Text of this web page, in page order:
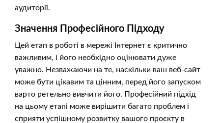
аудиторії.
Значення Професійного Підходу
Цей етап в роботі в мережі Інтернет є критично
важливим, і його необхідно оцінювати дуже
уважно. Незважаючи на те, наскільки ваш веб-сайт
може бути цікавим та цінним, перед його запуском
варто ретельно вивчити його. Професійний підхід
на цьому етапі може вирішити багато проблем і
сприяти успішному розвитку вашого проєкту в